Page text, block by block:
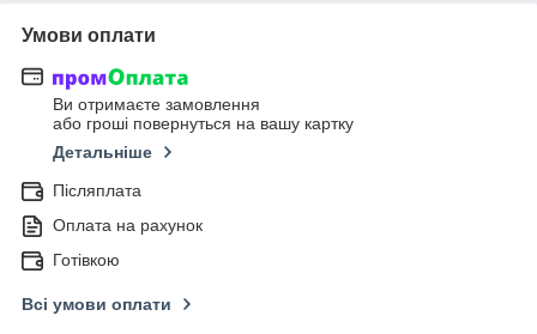
Умови оплати
Ви отримаєте замовлення
або гроші повернуться на вашу картку
Детальніше
Післяплата
Оплата на рахунок
Готівкою
Всі умови оплати